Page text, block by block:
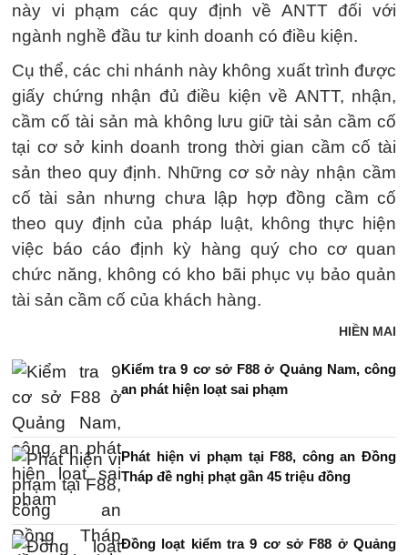
này vi phạm các quy định về ANTT đối với
ngành nghề đầu tư kinh doanh có điều kiện.
Cụ thể, các chi nhánh này không xuất trình được
giấy chứng nhận đủ điều kiện về ANTT, nhận,
cầm cố tài sản mà không lưu giữ tài sản cầm cố
tại cơ sở kinh doanh trong thời gian cầm cố tài
sản theo quy định. Những cơ sở này nhận cầm
cố tài sản nhưng chưa lập hợp đồng cầm cố
theo quy định của pháp luật, không thực hiện
việc báo cáo định kỳ hàng quý cho cơ quan
chức năng, không có kho bãi phục vụ bảo quản
tài sản cầm cố của khách hàng.
HIỀN MAI
Kiểm tra 9 cơ sở F88 ở Quảng Nam, công
an phát hiện loạt sai phạm
Phát hiện vi phạm tại F88, công an Đồng
Tháp đề nghị phạt gần 45 triệu đồng
Đồng loạt kiểm tra 9 cơ sở F88 ở Quảng